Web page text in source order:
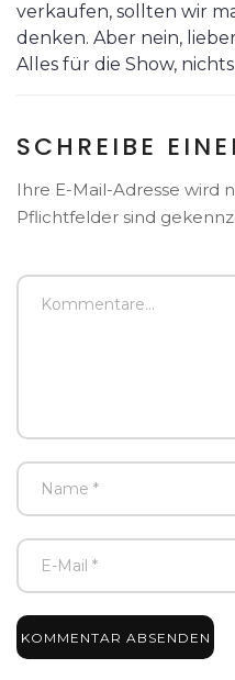
verkaufen, sollten wir
denken. Aber nein,
Alles für die Show,
SCHREIBE
Ihre E-Mail-Adresse wird
Pflichtfelder sind
KOMMENTAR ABSENDEN